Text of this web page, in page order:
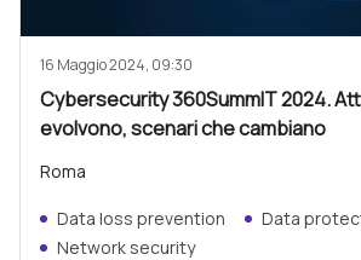
16 Maggio 2024, 09:30
Cybersecurity 360SummIT 2024.
evolvono, scenari che cambiano
Roma
Data loss prevention
Data
Network security